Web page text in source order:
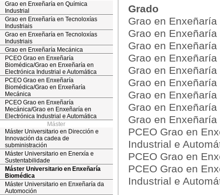
Grao en Enxeñaría en Química
Industrial
Grao en Enxeñaría en Tecnoloxías
Industriais
Grao en Enxeñaría en Tecnoloxías
Industriais
Grao en Enxeñaría Mecánica
PCEO Grao en Enxeñaría
Biomédica/Grao en Enxeñaría en
Electrónica Industrial e Automática
PCEO Grao en Enxeñaría
Biomédica/Grao en Enxeñaría
Mecánica
PCEO Grao en Enxeñaría
Mecánica/Grao en Enxeñaría en
Electrónica Industrial e Automática
Máster
Máster Universitario en Dirección e
Innovación da cadea de
subministración
Máster Universitario en Enerxía e
Sustentabilidade
Máster Universitario en Enxeñaría
Biomédica
Máster Universitario en Enxeñaría da
Automoción
Grado
Grao en
Grao en
Grao en
Grao en
Grao en
Grao en
Grao en
Grao en
Grao en
PCEO Grao en
Industrial e
PCEO Grao en
PCEO Grao en
Industrial e